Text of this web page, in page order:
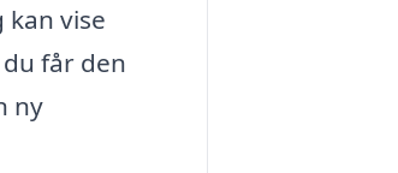
vise
får den
ny